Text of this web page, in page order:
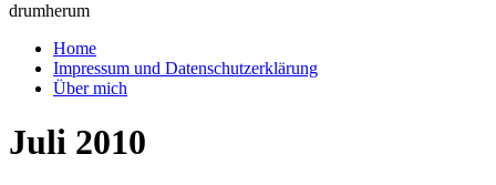
drumherum
Home
Impressum und Datenschutzerklärung
Über mich
Juli 2010